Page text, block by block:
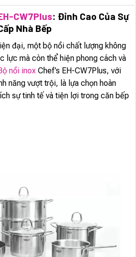
CW7Plus: Đỉnh Cao Của Sự
Nhà Bếp
đại, một bộ nồi chất lượng không
lực mà còn thể hiện phong cách và
nồi inox Chef’s EH-CW7Plus, với
năng vượt trội, là lựa chọn hoàn
sự tinh tế và tiện lợi trong căn bếp